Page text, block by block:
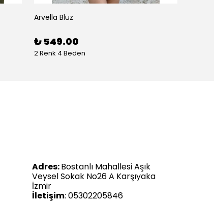
Arvella Bluz
₺ 549.00
2 Renk 4 Beden
Adres:Bostanlı Mahallesi Aşık
Veysel Sokak No26 A Karşıyaka
İzmir
İletişim: 05302205846